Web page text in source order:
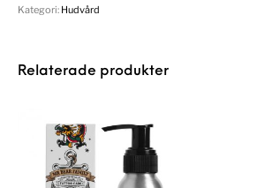
Kategori: Hudvård
Relaterade produkter